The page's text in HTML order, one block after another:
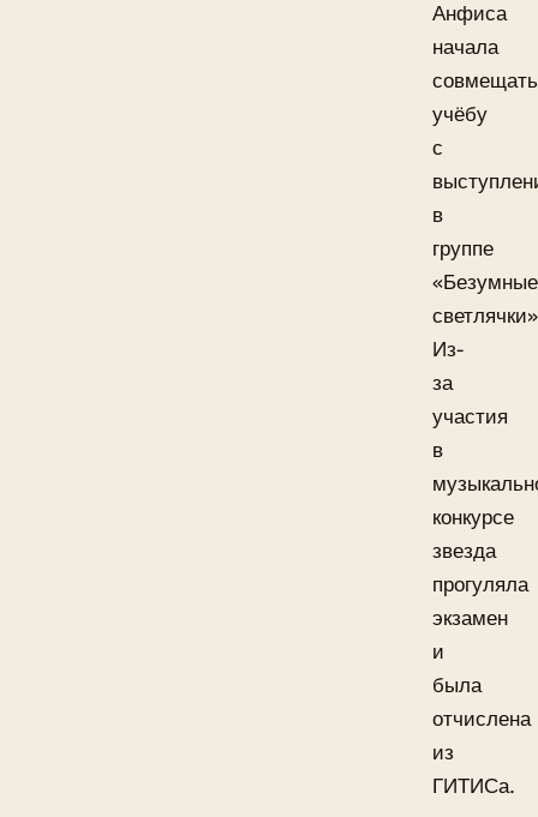
Анфиса
начала
совмещать
учёбу
с
в
группе
«Безумные
Из-
за
участия
в
конкурсе
звезда
прогуляла
экзамен
и
была
отчислена
из
ГИТИСа.